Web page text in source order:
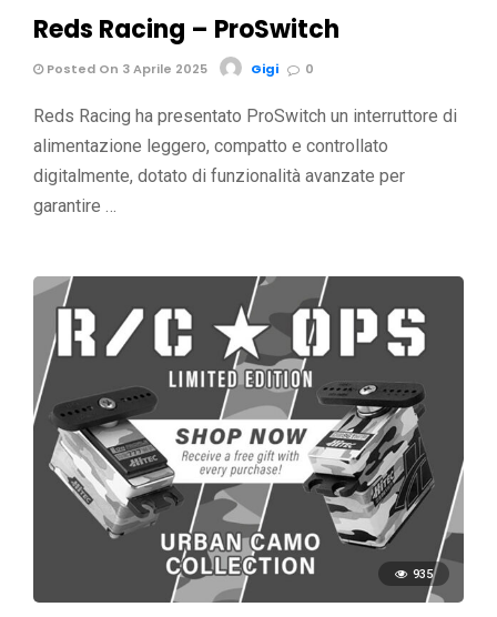
Reds Racing – ProSwitch
Posted On 3 Aprile 2025 Gigi 0
Reds Racing ha presentato ProSwitch un interruttore di
alimentazione leggero, compatto e controllato
digitalmente, dotato di funzionalità avanzate per
garantire …
935